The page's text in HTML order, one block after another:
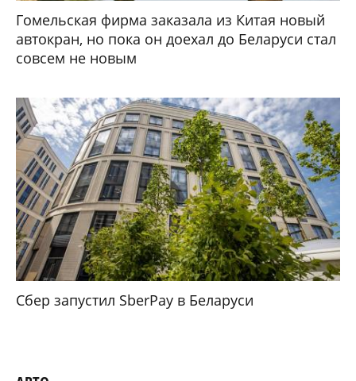
Гомельская фирма заказала из Китая новый
автокран, но пока он доехал до Беларуси стал
совсем не новым
Сбер запустил SberPay в Беларуси